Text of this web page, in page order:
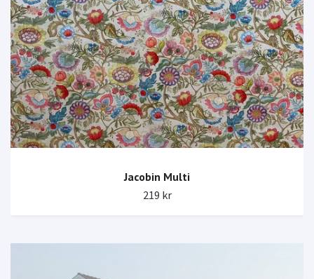
Jacobin Multi
219 kr